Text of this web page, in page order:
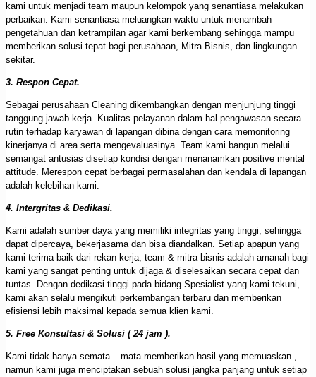
kami untuk menjadi team maupun kelompok yang senantiasa melakukan
perbaikan. Kami senantiasa meluangkan waktu untuk menambah
pengetahuan dan ketrampilan agar kami berkembang sehingga mampu
memberikan solusi tepat bagi perusahaan, Mitra Bisnis, dan lingkungan
sekitar.
3. Respon Cepat.
Sebagai perusahaan Cleaning dikembangkan dengan menjunjung tinggi
tanggung jawab kerja. Kualitas pelayanan dalam hal pengawasan secara
rutin terhadap karyawan di lapangan dibina dengan cara memonitoring
kinerjanya di area serta mengevaluasinya. Team kami bangun melalui
semangat antusias disetiap kondisi dengan menanamkan positive mental
attitude. Merespon cepat berbagai permasalahan dan kendala di lapangan
adalah kelebihan kami.
4. Intergritas & Dedikasi.
Kami adalah sumber daya yang memiliki integritas yang tinggi, sehingga
dapat dipercaya, bekerjasama dan bisa diandalkan. Setiap apapun yang
kami terima baik dari rekan kerja, team & mitra bisnis adalah amanah bagi
kami yang sangat penting untuk dijaga & diselesaikan secara cepat dan
tuntas. Dengan dedikasi tinggi pada bidang Spesialist yang kami tekuni,
kami akan selalu mengikuti perkembangan terbaru dan memberikan
efisiensi lebih maksimal kepada semua klien kami.
5. Free Konsultasi & Solusi ( 24 jam ).
Kami tidak hanya semata – mata memberikan hasil yang memuaskan ,
namun kami juga menciptakan sebuah solusi jangka panjang untuk setiap